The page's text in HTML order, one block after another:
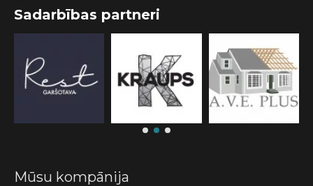
Sadarbības partneri
Mūsu kompānija